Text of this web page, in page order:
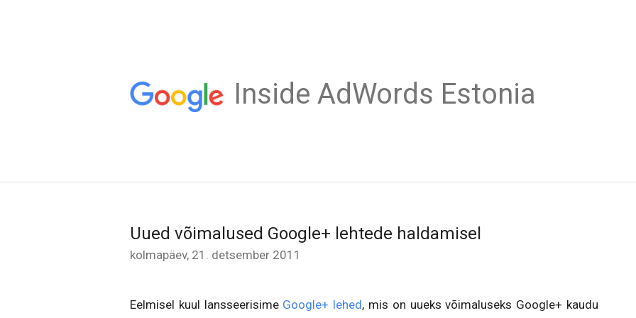
Inside AdWords Estonia
Uued võimalused Google+ lehtede haldamisel
kolmapäev, 21. detsember 2011
Eelmisel kuul lansseerisime Google+ lehed, mis on uueks võimaluseks Google+ kaudu